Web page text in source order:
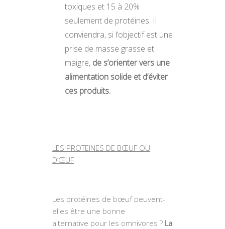
toxiques et 15 à 20%
seulement de protéines. Il
conviendra, si l’objectif est une
prise de masse grasse et
maigre, de s’orienter vers une
alimentation solide et d’éviter
ces produits.
LES PROTEINES DE BŒUF OU
D’ŒUF
Les protéines de bœuf peuvent-
elles être une bonne
alternative pour les omnivores ? La